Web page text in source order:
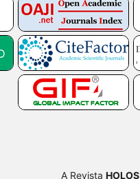
A Revista HOLOS